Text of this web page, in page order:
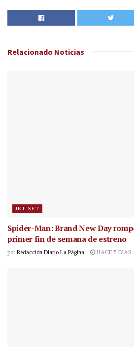
Relacionado Noticias
JET SET
Spider-Man: Brand New Day
primer fin de semana de estreno
por Redacción Diario La Página HACE 5 DÍAS